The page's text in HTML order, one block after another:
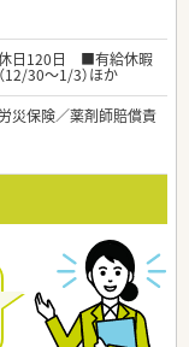
日120日 ■有給休暇
12/30～1/3）ほか
災保険／薬剤師賠償責